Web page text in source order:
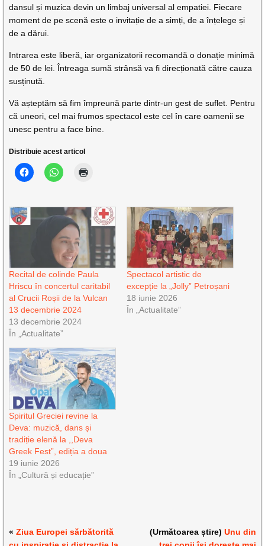
dansul și muzica devin un limbaj universal al empatiei. Fiecare
moment de pe scenă este o invitație de a simți, de a înțelege și
de a dărui.
Intrarea este liberă, iar organizatorii recomandă o donație minimă
de 50 de lei. Întreaga sumă strânsă va fi direcționată către cauza
susținută.
Vă așteptăm să fim împreună parte dintr-un gest de suflet. Pentru
că uneori, cel mai frumos spectacol este cel în care oamenii se
unesc pentru a face bine.
Distribuie acest articol
Recital de colinde Paula
Hriscu în concertul caritabil
al Crucii Roșii de la Vulcan
13 decembrie 2024
13 decembrie 2024
În „Actualitate”
Spectacol artistic de
excepție la „Jolly” Petroșani
18 iunie 2026
În „Actualitate”
Spiritul Greciei revine la
Deva: muzică, dans și
tradiție elenă la ,,Deva
Greek Fest”, ediția a doua
19 iunie 2026
În „Cultură și educație”
«Ziua Europei sărbătorită
(Următoarea știre) Unu din